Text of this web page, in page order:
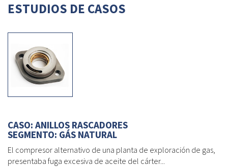
ESTUDIOS DE CASOS
CASO: ANILLOS RASCADORES
SEGMENTO: GÁS NATURAL
El compresor alternativo de una planta de exploración de gas,
presentaba fuga excesiva de aceite del cárter...